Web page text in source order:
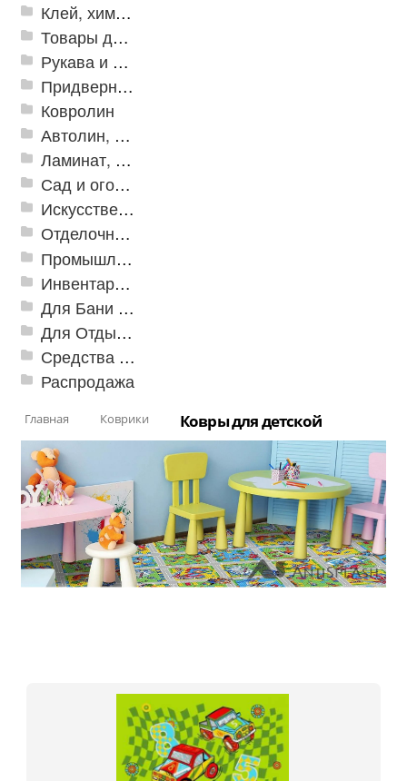
Клей, химия, сопутствующие товары
Товары для дома
Рукава и шланги промышленные
Придверные решетки
Ковролин
Автолин, Транслин, Линолеум
Ламинат, Кварцвиниловая плитка SPC
Сад и огород
Искусственная трава
Отделочные профили
Промышленный текстиль
Инвентарь для клининга
Для Бани и Сауны
Для Отдыха и Пикника
Средства от насекомых и садовых вредителей
Распродажа
Главная Коврики Ковры для детской